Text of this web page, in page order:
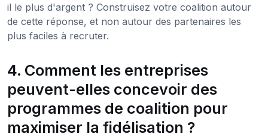
il le plus d'argent ? Construisez votre coalition autour
de cette réponse, et non autour des partenaires les
plus faciles à recruter.
4. Comment les entreprises
peuvent-elles concevoir des
programmes de coalition pour
maximiser la fidélisation ?